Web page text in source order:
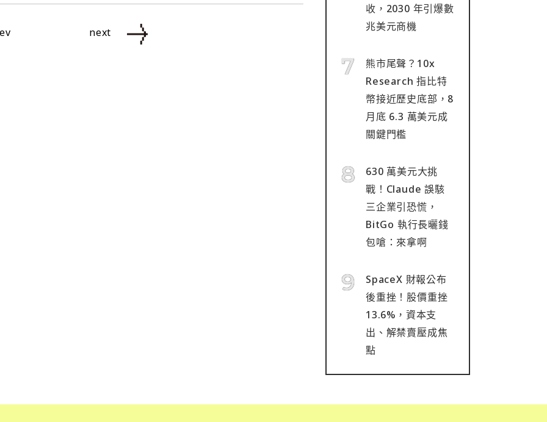
next
收，2030 年引爆數
兆美元商機
熊市尾聲？10x
Research 指比特
幣接近歷史底部，8
月底 6.3 萬美元成
關鍵門檻
630 萬美元大挑
戰！Claude 誤駭
三企業引恐慌，
BitGo 執行長曬錢
包嗆：來拿啊
SpaceX 財報公布
後重挫！股價重挫
13.6%，資本支
出、解禁賣壓成焦
點